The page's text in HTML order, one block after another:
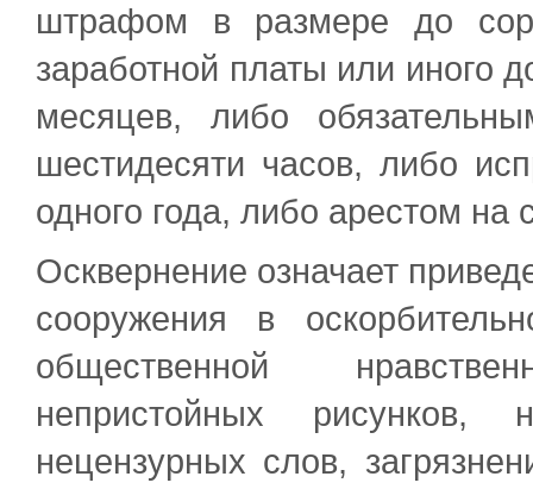
штрафом в размере до
заработной платы или иного
месяцев, либо
шестидесяти часов, либо
одного года, либо арестом на
Осквернение означает
сооружения в
общественной
непристойных рисунков,
нецензурных слов,